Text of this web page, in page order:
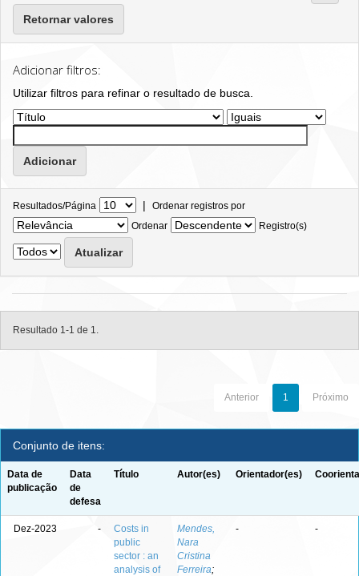
Retornar valores
Adicionar filtros:
Utilizar filtros para refinar o resultado de busca.
Resultados/Página | Ordenar registros por
Ordenar
Registro(s)
Resultado 1-1 de 1.
Anterior 1 Próximo
Conjunto de itens:
Data de
publicação
Data
de
defesa
Título Autor(es) Orientador(es)
Dez-2023 -
Costs in
public
sector : an
analysis of
Mendes,
Nara
Cristina
Ferreira;
- -